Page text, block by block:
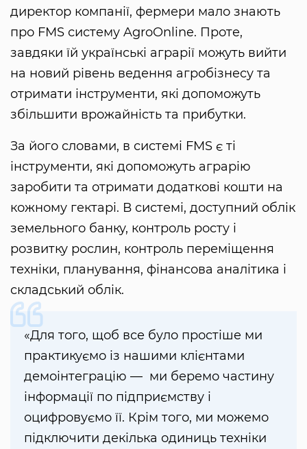
директор компанії, фермери мало знають
про FMS систему AgroOnline. Проте,
завдяки їй українські аграрії можуть вийти
на новий рівень ведення агробізнесу та
отримати інструменти, які допоможуть
збільшити врожайність та прибутки.
За його словами, в системі FMS є ті
інструменти, які допоможуть аграрію
заробити та отримати додаткові кошти на
кожному гектарі. В системі, доступний облік
земельного банку, контроль росту і
розвитку рослин, контроль переміщення
техніки, планування, фінансова аналітика і
складський облік.
«Для того, щоб все було простіше ми
практикуємо із нашими клієнтами
демоінтеграцію — ми беремо частину
інформації по підприємству і
оцифровуємо її. Крім того, ми можемо
підключити декілька одиниць техніки